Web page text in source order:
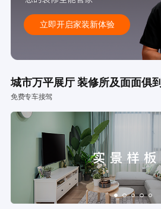
立即开启家装新体验
城市万平展厅 装修所及面面俱到
免费专车接驾